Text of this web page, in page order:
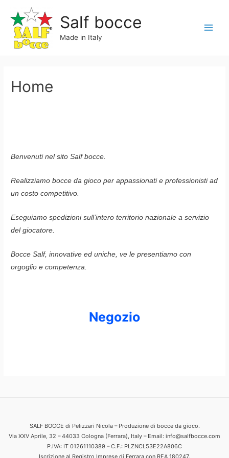
contenuto
Salf bocce
Made in Italy
Home
Benvenuti nel sito Salf bocce.
Realizziamo bocce da gioco per appassionati e professionisti ad
un costo competitivo.
Eseguiamo spedizioni sull’intero territorio nazionale a servizio
del giocatore.
Bocce Salf, innovative ed uniche, ve le presentiamo con
orgoglio e competenza.
Negozio
SALF BOCCE di Pelizzari Nicola – Produzione di bocce da gioco.
Via XXV Aprile, 32 – 44033 Cologna (Ferrara), Italy – Email: info@salfbocce.com
P.IVA: IT 01261110389 – C.F.: PLZNCL53E22A806C
Iscrizione al Registro Imprese di Ferrara con REA 180247.